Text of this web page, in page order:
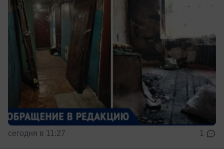
сегодня в 11:27 1